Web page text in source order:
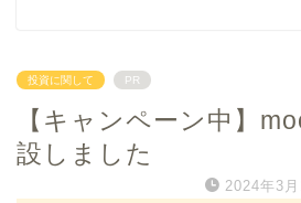
投資に関して PR
【キャンペーン中】
設しました
2024年3月